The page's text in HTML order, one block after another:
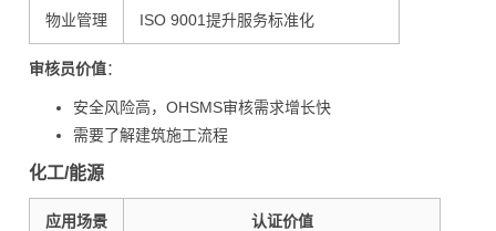
物业管理 ISO 9001提升服务标准化
审核员价值：
安全风险高，OHSMS审核需求增长快
需要了解建筑施工流程
化工/能源
应用场景 认证价值